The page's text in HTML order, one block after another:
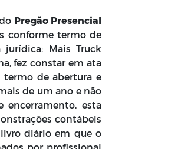
Pregão Presencial
conforme termo de
jurídica: Mais Truck
fez constar em ata
termo de abertura e
de um ano e não
esta
contábeis
diário em que o